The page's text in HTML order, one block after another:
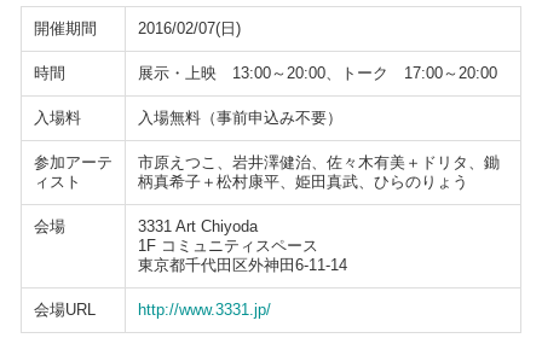
開催期間 2016/02/07(日)
時間 展示・上映 13:00～20:00、トーク 17:00～20:00
入場料 入場無料（事前申込み不要）
参加アーテ
ィスト
市原えつこ、岩井澤健治、佐々木有美＋ドリタ、鋤
柄真希子＋松村康平、姫田真武、ひらのりょう
会場
3331 Art Chiyoda
1F コミュニティスペース
東京都千代田区外神田6-11-14
会場URL http://www.3331.jp/